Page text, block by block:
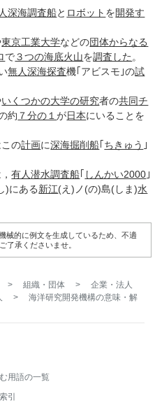
深海調査船と ロボット を開発す
東京工業大学などの団体からなる
で３つの海底火山を調査した 。
無人深海探査機｢アビスモ｣の試
いくつかの大学の研究者の共同チ
約 ７分の１が日本にいることを
の計画に深海掘削船 ちきゅう ｣
有人潜水調査船 しんかい2000 ｣
)にある新江(え)ノ(の)島(しま)水
械的に例文を生成しているため、不適
了承くださいませ。
> 組織・団体 >
企業・法人
> 海洋研究開発機構の意味・解
用語の一覧
引